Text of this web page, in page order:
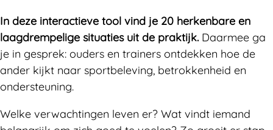
In deze interactieve tool vind je 20 herkenbare en
laagdrempelige situaties uit de praktijk. Daarmee ga
je in gesprek: ouders en trainers ontdekken hoe de
ander kijkt naar sportbeleving, betrokkenheid en
ondersteuning.
Welke verwachtingen leven er? Wat vindt iemand